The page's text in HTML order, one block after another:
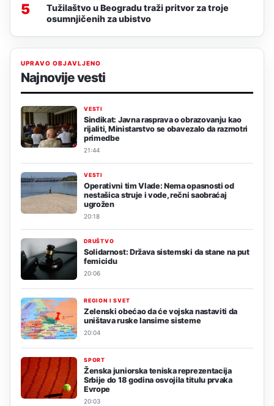
5
Tužilaštvo u Beogradu traži pritvor za troje
osumnjičenih za ubistvo
UPRAVO OBJAVLJENO
Najnovije vesti
VESTI
Sindikat: Javna rasprava o obrazovanju kao
rijaliti, Ministarstvo se obavezalo da razmotri
primedbe
21:44
VESTI
Operativni tim Vlade: Nema opasnosti od
nestašica struje i vode, rečni saobraćaj
ugrožen
20:18
DRUŠTVO
Solidarnost: Država sistemski da stane na put
femicidu
20:06
REGION I SVET
Zelenski obećao da će vojska nastaviti da
uništava ruske lansirne sisteme
20:04
SPORT
Ženska juniorska teniska reprezentacija
Srbije do 18 godina osvojila titulu prvaka
Evrope
20:03